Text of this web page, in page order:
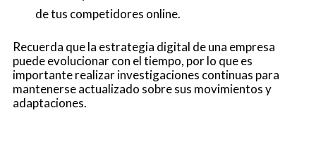
de tus competidores online.
Recuerda que la estrategia digital de una empresa
puede evolucionar con el tiempo, por lo que es
importante realizar investigaciones continuas para
mantenerse actualizado sobre sus movimientos y
adaptaciones.